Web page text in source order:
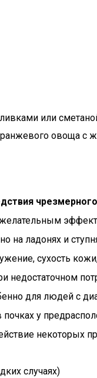
или
оранжевого
на ладонях и
сухость
недостаточном
для людей с
почках у
некоторых
случаях)